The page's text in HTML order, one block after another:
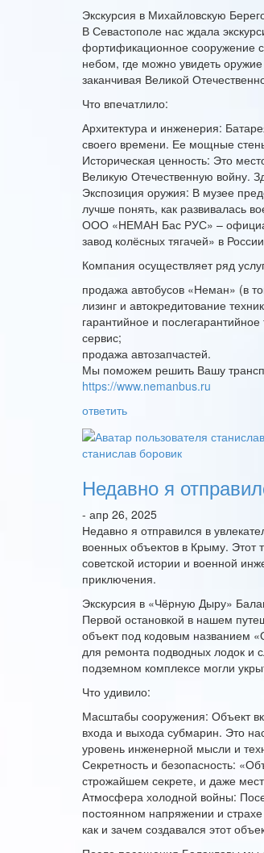
Экскурсия в Михайловскую
В Севастополе нас ждала
фортификационное сооружение
небом, где можно увидеть
заканчивая Великой
Что впечатлило:
Архитектура и инженерия:
своего времени. Ее мощные
Историческая ценность: Это
Великую Отечественную войну.
Экспозиция оружия: В музее
лучше понять, как развивалась
ООО «НЕМАН Бас РУС» –
завод колёсных тягачей» в
Компания осуществляет ряд
продажа автобусов «Неман» (в
лизинг и автокредитование
гарантийное и
сервис;
продажа автозапчастей.
Мы поможем решить Вашу
https://www.nemanbus.ru
ответить
станислав боровик
Недавно я
- апр 26, 2025
Недавно я отправился в
военных объектов в Крыму. Этот
советской истории и военной
приключения.
Экскурсия в «Чёрную Дыру»
Первой остановкой в нашем
объект под кодовым названием
для ремонта подводных лодок и
подземном комплексе могли
Что удивило:
Масштабы сооружения: Объект
входа и выхода субмарин. Это
уровень инженерной мысли и
Секретность и безопасность:
строжайшем секрете, и даже
Атмосфера холодной войны:
постоянном напряжении и
как и зачем создавался этот